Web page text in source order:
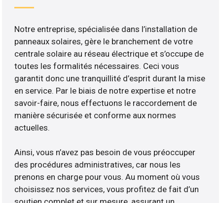
Notre entreprise, spécialisée dans l’installation de
panneaux solaires, gère le branchement de votre
centrale solaire au réseau électrique et s’occupe de
toutes les formalités nécessaires. Ceci vous
garantit donc une tranquillité d’esprit durant la mise
en service. Par le biais de notre expertise et notre
savoir-faire, nous effectuons le raccordement de
manière sécurisée et conforme aux normes
actuelles.
Ainsi, vous n’avez pas besoin de vous préoccuper
des procédures administratives, car nous les
prenons en charge pour vous. Au moment où vous
choisissez nos services, vous profitez de fait d’un